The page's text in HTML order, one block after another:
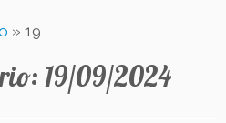
» 19
19/09/2024